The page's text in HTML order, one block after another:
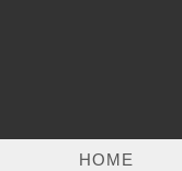
HOME